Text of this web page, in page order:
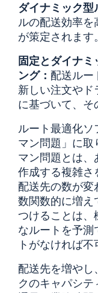
ダイナミック型
ルの配送効率を
が策定されます。
固定とダイナミ
ング： 配送ルー
新しい注文やド
に基づいて、そ
ルート最適化ソ
マン問題」に取
マン問題とは、
作成する複雑さ
配送先の数が変
数関数的に増え
つけることは、
なルートを予測
トがなければ不
配送先を増やし
クのキャパシ